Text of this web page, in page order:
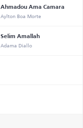
Ahmadou Ama Camara
Aylton Boa Morte
Selim Amallah
Adama Diallo